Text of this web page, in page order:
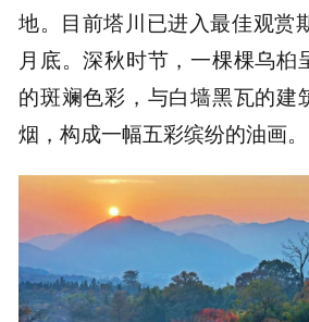
地。目前塔川已进入最佳观赏
月底。深秋时节，一棵棵乌桕
的斑斓色彩，与白墙黑瓦的建
烟，构成一幅五彩缤纷的油画。